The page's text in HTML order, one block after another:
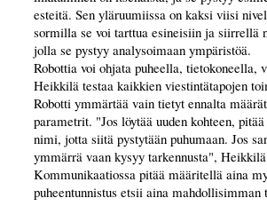
esteitä. Sen yläruumiissa on kaksi viisi
sormilla se voi tarttua esineisiin ja siirrellä
jolla se pystyy analysoimaan ympäristöä.
Robottia voi ohjata puheella,
Heikkilä testaa kaikkien viestintätapojen
Robotti ymmärtää vain tietyt ennalta
parametrit. "Jos löytää uuden kohteen,
nimi, jotta siitä pystytään puhumaan. Jos
ymmärrä vaan kysyy tarkennusta",
Kommunikaatiossa pitää määritellä aina
puheentunnistus etsii aina